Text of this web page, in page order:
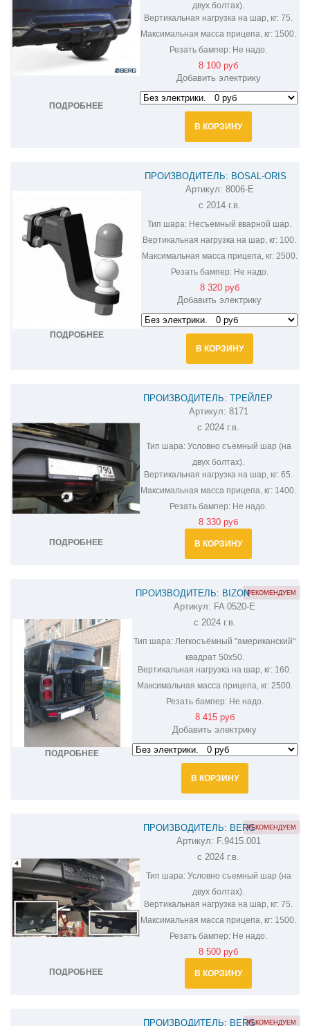
ПОДРОБНЕЕ
двух болтах).
Вертикальная нагрузка на шар, кг: 75.
Максимальная масса прицепа, кг: 1500.
Резать бампер: Не надо.
8 100 руб
Добавить электрику
В КОРЗИНУ
ПОДРОБНЕЕ
ПРОИЗВОДИТЕЛЬ: BOSAL-ORIS
ФАРКОП НА HAVAL H9 8006-E
Артикул: 8006-E
c 2014 г.в.
Тип шара: Несъемный вварной шар.
Вертикальная нагрузка на шар, кг: 100.
Максимальная масса прицепа, кг:2500.
Резать бампер:Не надо.
8 320 руб
Добавить электрику
В КОРЗИНУ
ПОДРОБНЕЕ
ПРОИЗВОДИТЕЛЬ: ТРЕЙЛЕР
ФАРКОП НА HAVAL H3 8171
Артикул: 8171
с 2024 г.в.
Тип шара:Условно съемный шар (на
двух болтах).
Вертикальная нагрузка на шар, кг: 65.
Максимальная масса прицепа, кг: 1400.
Резать бампер: Не надо.
8 330 руб
В КОРЗИНУ
ПОДРОБНЕЕ
ПРОИЗВОДИТЕЛЬ: BIZON
ФАРКОП НА HAVAL H9 FA 0520-E
Артикул: FA 0520-E
с 2024 г.в.
Тип шара: Легкосъёмный "американский"
квадрат 50х50.
Вертикальная нагрузка на шар, кг: 160.
Максимальная масса прицепа, кг:2500.
Резать бампер:Не надо.
РЕКОМЕНДУЕМ
8 415 руб
Добавить электрику
В КОРЗИНУ
ПОДРОБНЕЕ
ПРОИЗВОДИТЕЛЬ: BERG
ФАРКОП НА HAVAL H3 F.9415.001
Артикул: F.9415.001
с 2024 г.в.
Тип шара:Условно съемный шар (на
двух болтах).
Вертикальная нагрузка на шар, кг: 75.
Максимальная масса прицепа, кг: 1500.
Резать бампер: Не надо.
РЕКОМЕНДУЕМ
8 500 руб
В КОРЗИНУ
ПРОИЗВОДИТЕЛЬ: BERGРЕКОМЕНДУЕМ